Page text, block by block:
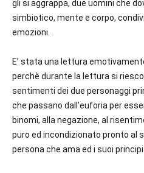
gli si aggrappa, due uomini che
simbiotico, mente e corpo,
emozioni.
E’ stata una lettura
perchè durante la lettura si
sentimenti dei due personaggi
che passano dall’euforia per
binomi, alla negazione, al
puro ed incondizionato pronto al
persona che ama ed i suoi principi.